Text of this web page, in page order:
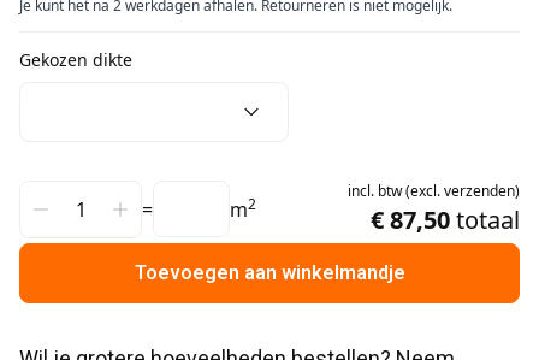
Je kunt het na 2 werkdagen afhalen. Retourneren is niet mogelijk.
Gekozen dikte
= m2
incl. btw(excl.verzenden)
€ 87,50totaal
Toevoegen aan winkelmandje